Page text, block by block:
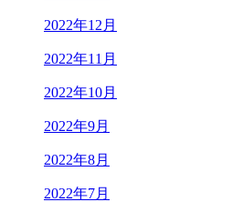
2022年12月
2022年11月
2022年10月
2022年9月
2022年8月
2022年7月